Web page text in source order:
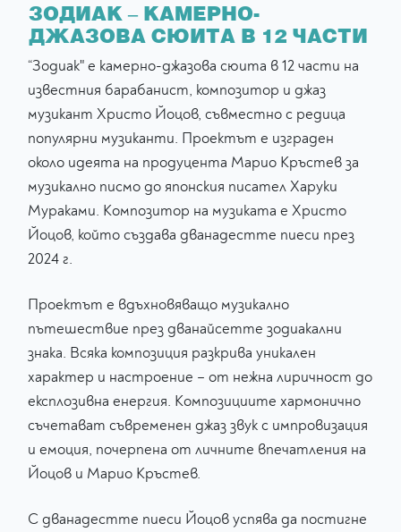
ЗОДИАК – КАМЕРНО-
ДЖАЗОВА СЮИТА В 12 ЧАСТИ
“Зодиак" е камерно-джазова сюита в 12 части на
известния барабанист, композитор и джаз
музикант Христо Йоцов, съвместно с редица
популярни музиканти. Проектът е изграден
около идеята на продуцента Марио Кръстев за
музикално писмо до японския писател Харуки
Мураками. Композитор на музиката е Христо
Йоцов, който създава дванадестте пиеси през
2024 г.
Проектът е вдъхновяващо музикално
пътешествие през дванайсетте зодиакални
знака. Всяка композиция разкрива уникален
характер и настроение – от нежна лиричност до
експлозивна енергия. Композициите хармонично
съчетават съвременен джаз звук с импровизация
и емоция, почерпена от личните впечатления на
Йоцов и Марио Кръстев.
С дванадестте пиеси Йоцов успява да постигне